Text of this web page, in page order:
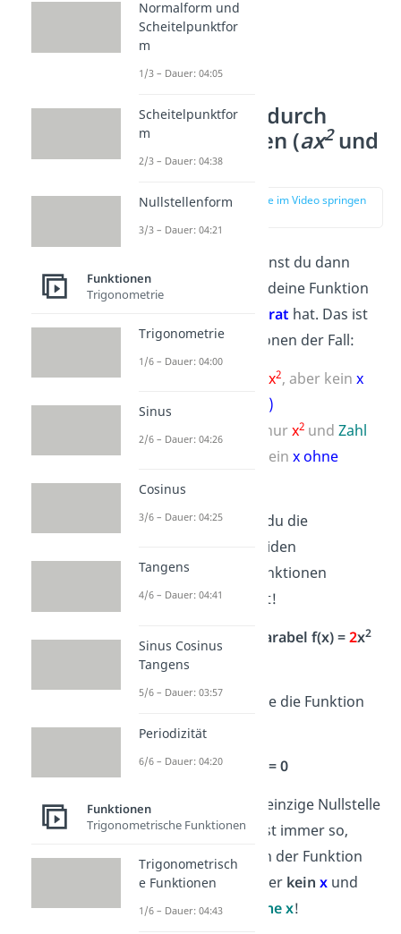
Nullstellen durch
Wurzelziehen (ax2 und
ax2+ c)
zur Stelle im Video springen
Wurzelziehen kannst du dann
anwenden, wenn deine Funktion
x ohne Quadrat hat. Das ist
bei diesen Funktionen der Fall:
(nurx2, aber keinx
ohne Quadrat)
(nurx2 undZahl
, aber keinx ohne
Quadrat
Schau dir an, wie du die
Nullstellen der beiden
quadratischen Funktionen
berechnen kannst!
Nullstellen der Parabel f(x) =2x2
berechnen
Schritt 1
: Setze die Funktion
gleich 0:
= 0
: Die einzige Nullstelle
istx = 0. Das ist immer so,
wenn nur
in der Funktion
vorkommt, aber keinx und
keineZahl ohne x!
Normalform und
Scheitelpunktfor
m
1/3 – Dauer: 04:05
Scheitelpunktfor
m
2/3 – Dauer: 04:38
Nullstellenform
3/3 – Dauer: 04:21
Funktionen
Trigonometrie
Trigonometrie
1/6 – Dauer: 04:00
Sinus
2/6 – Dauer: 04:26
Cosinus
3/6 – Dauer: 04:25
Tangens
4/6 – Dauer: 04:41
Sinus Cosinus
Tangens
5/6 – Dauer: 03:57
Periodizität
6/6 – Dauer: 04:20
Funktionen
Trigonometrische Funktionen
Trigonometrisch
e Funktionen
1/6 – Dauer: 04:43